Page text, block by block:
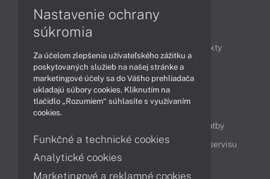
Produkty
Technológie
Videá
Obsah
Možnosti doručenia a platby
Podpora a servis
Servisné služby Cenník servisu
Nastavenie ochrany
súkromia
Za účelom zlepšenia užívateľského zážitku a
poskytovaných služieb na našej stránke a
marketingové účely sa do Vášho prehliadača
ukladajú súbory cookies. Kliknutím na
tlačidlo „Rozumiem“ súhlasíte s využívaním
cookies.
Funkčné a technické cookies
Analytické cookies
Marketingové a reklamné cookies